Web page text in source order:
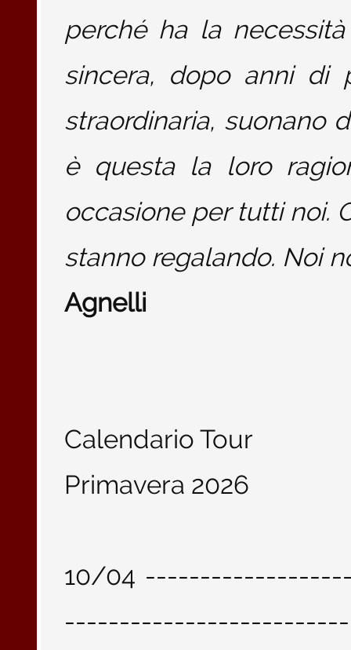
perché ha la
sincera, dopo anni di
straordinaria, suonano
è questa la loro
occasione per tutti noi.
stanno regalando. Noi
Agnelli
Calendario Tour
Primavera 2026
10/04